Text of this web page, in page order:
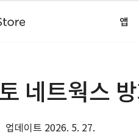
앱
네트웍스
업데이트 2026. 5. 27.